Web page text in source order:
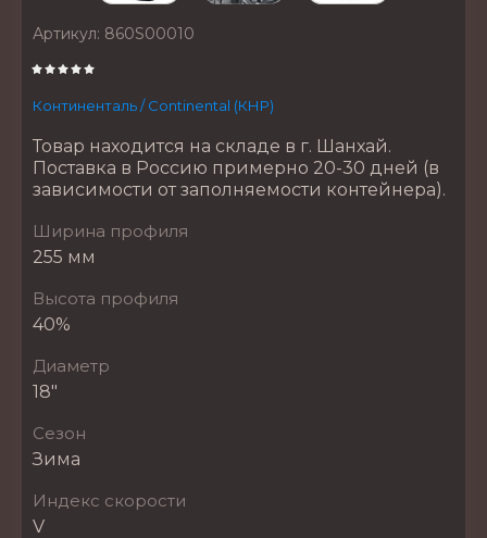
Артикул: 860S00010
Континенталь / Continental (КНР)
Товар находится на складе в г. Шанхай.
Поставка в Россию примерно 20-30 дней (в
зависимости от заполняемости контейнера).
Ширина профиля
255 мм
Высота профиля
40%
Диаметр
18"
Сезон
Зима
Индекс скорости
V